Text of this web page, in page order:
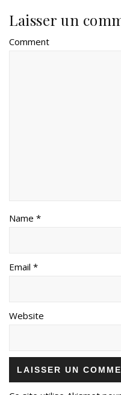
Laisser un
Comment
Name *
Email *
Website